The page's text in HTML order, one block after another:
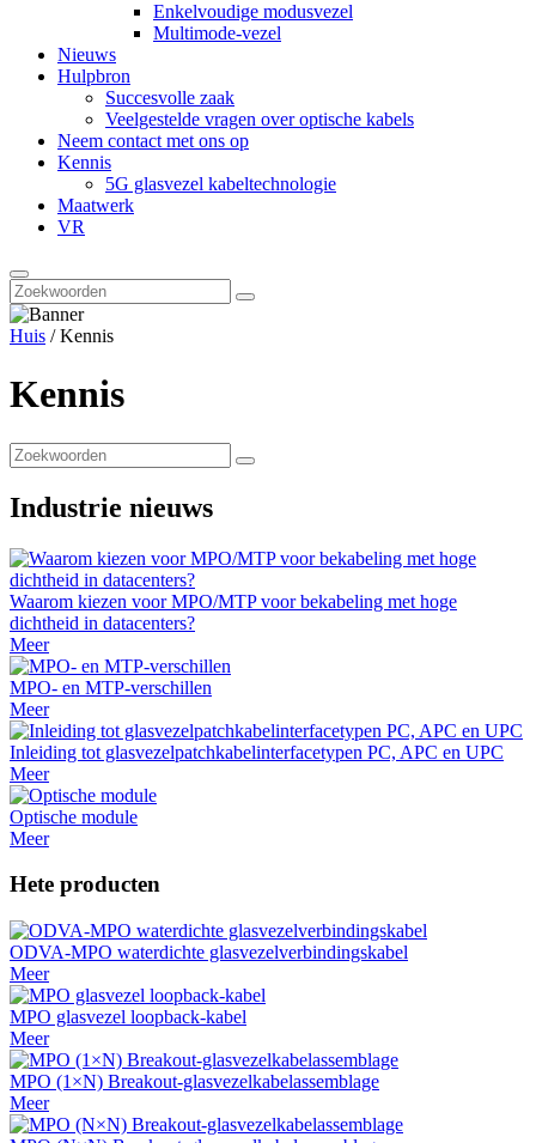
Enkelvoudige modusvezel
Multimode-vezel
Nieuws
Hulpbron
Succesvolle zaak
Veelgestelde vragen over optische kabels
Neem contact met ons op
Kennis
5G glasvezel kabeltechnologie
Maatwerk
VR
Huis /Kennis
Kennis
Industrie nieuws
Waarom kiezen voor MPO/MTP voor bekabeling met hoge
dichtheid in datacenters?
Meer
MPO- en MTP-verschillen
Meer
Inleiding tot glasvezelpatchkabelinterfacetypen PC, APC en UPC
Meer
Optische module
Meer
Hete producten
ODVA-MPO waterdichte glasvezelverbindingskabel
Meer
MPO glasvezel loopback-kabel
Meer
MPO (1×N) Breakout-glasvezelkabelassemblage
Meer